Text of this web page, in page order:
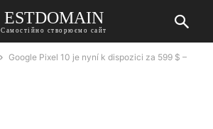
ESTDOMAIN
Самостійно створюємо сайт
Google Pixel 10 je nyní k dispozici za 599 $ –